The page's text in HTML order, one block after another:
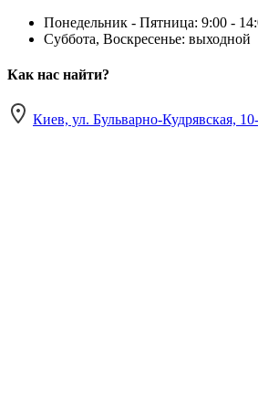
Понедельник - Пятница: 9:00 -
Суббота, Воскресенье: выходной
Как нас найти?
Киев, ул. Бульварно-Кудрявская,